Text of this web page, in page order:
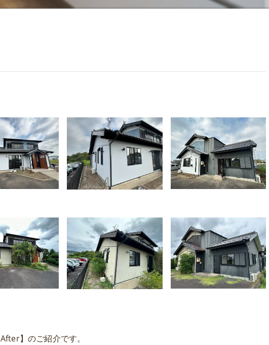
】のご紹介です。